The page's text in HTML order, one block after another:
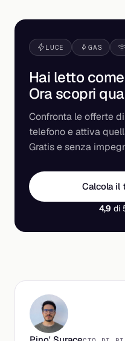
LUCE GAS
Hai letto
Ora scopri
Confronta le offerte
telefono e attiva
Gratis e senza
Calcola il
4,9 di